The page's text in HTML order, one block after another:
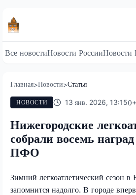
Все новостиНовости РоссииНовости
Главная>Новости>Статья
НОВОСТИ 13 янв. 2026, 13:150+
Нижегородские
собрали восемь
ПФО
Зимний легкоатлетический сезон
запомнится надолго. В городе